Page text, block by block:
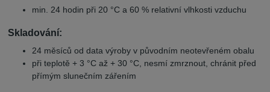
min. 24 hodin při 20 °C a 60 % relativní vlhkosti vzduchu
Skladování:
24 měsíců od data výroby v původním neotevřeném obalu
při teplotě + 3 °C až + 30 °C, nesmí zmrznout, chránit před
přímým slunečním zářením